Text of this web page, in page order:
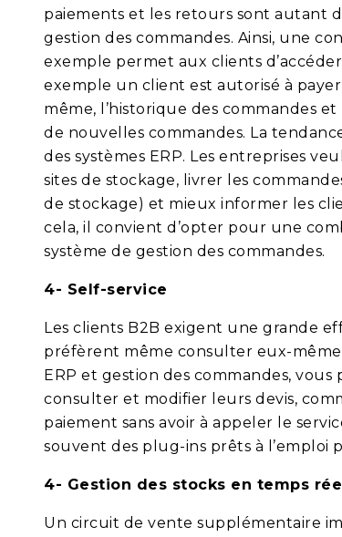
paiements et les retours sont autant
gestion des commandes. Ainsi, une
exemple permet aux clients
exemple un client est autorisé à
même, l’historique des commandes
de nouvelles commandes. La
des systèmes ERP. Les entreprises
sites de stockage, livrer les
de stockage) et mieux informer les
cela, il convient d’opter pour une
système de gestion des commandes.
4- Self-service
Les clients B2B exigent une grande
préfèrent même consulter eux-
ERP et gestion des commandes,
consulter et modifier leurs devis,
paiement sans avoir à appeler le
souvent des plug-ins prêts à l’emploi
4- Gestion des stocks en temps
Un circuit de vente supplémentaire